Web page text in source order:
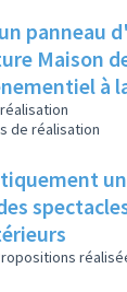
panneau
Maison
à
de réalisation